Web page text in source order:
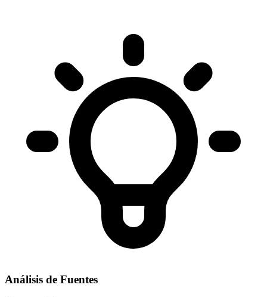
Análisis de Fuentes